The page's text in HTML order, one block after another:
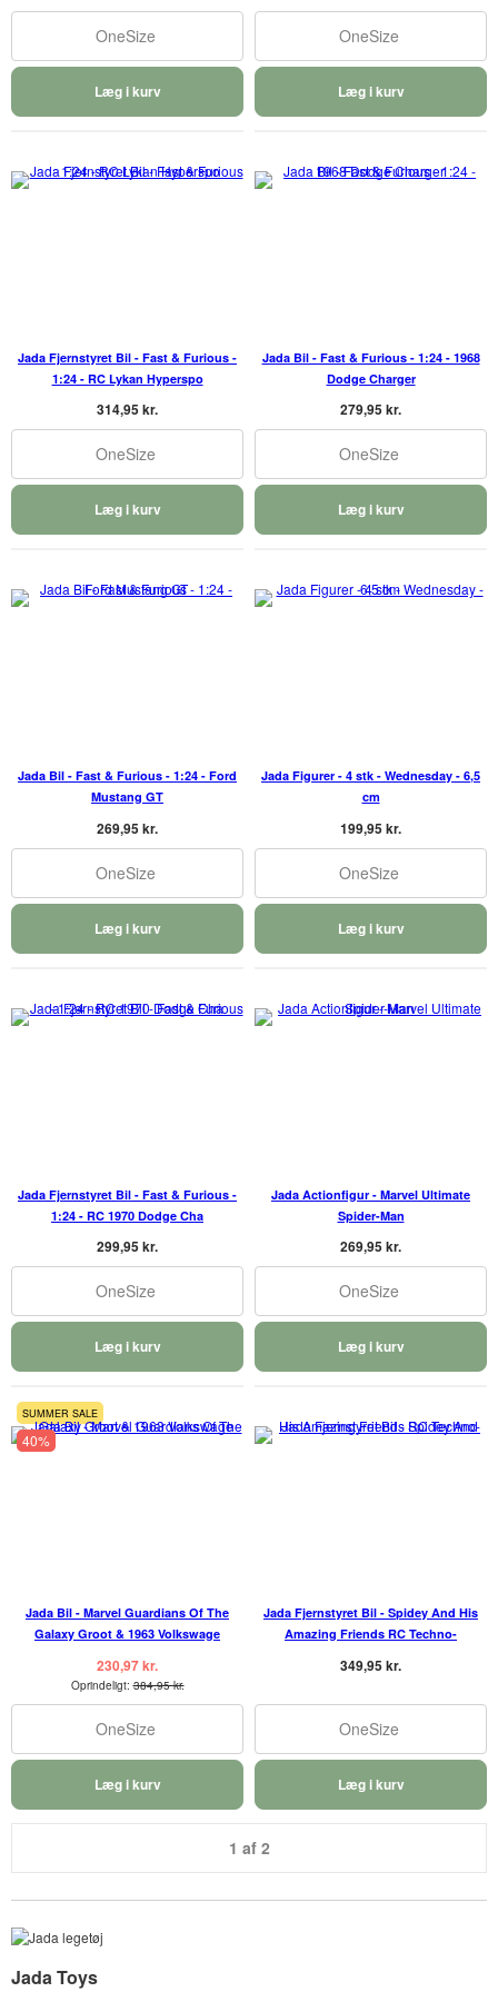
OneSize
Læg i kurv
OneSize
Læg i kurv
Jada Fjernstyret Bil - Fast & Furious -
1:24 - RC Lykan Hyperspo
314,95 kr.
OneSize
Læg i kurv
Jada Bil - Fast & Furious - 1:24 - 1968
Dodge Charger
279,95 kr.
OneSize
Læg i kurv
Jada Bil - Fast & Furious - 1:24 - Ford
Mustang GT
269,95 kr.
OneSize
Læg i kurv
Jada Figurer - 4 stk - Wednesday - 6,5
cm
199,95 kr.
OneSize
Læg i kurv
Jada Fjernstyret Bil - Fast & Furious -
1:24 - RC 1970 Dodge Cha
299,95 kr.
OneSize
Læg i kurv
Jada Actionfigur - Marvel Ultimate
Spider-Man
269,95 kr.
OneSize
Læg i kurv
SUMMER SALE
40%
Jada Bil - Marvel Guardians Of The
Galaxy Groot & 1963 Volkswage
230,97 kr.
Oprindeligt:384,95 kr.
OneSize
Læg i kurv
Jada Fjernstyret Bil - Spidey And His
Amazing Friends RC Techno-
349,95 kr.
OneSize
Læg i kurv
1 af 2
Jada Toys